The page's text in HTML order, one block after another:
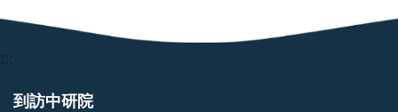
:::
到訪中研院